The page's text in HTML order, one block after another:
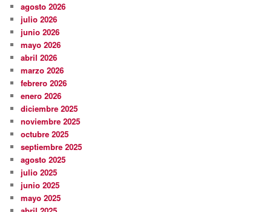
agosto 2026
julio 2026
junio 2026
mayo 2026
abril 2026
marzo 2026
febrero 2026
enero 2026
diciembre 2025
noviembre 2025
octubre 2025
septiembre 2025
agosto 2025
julio 2025
junio 2025
mayo 2025